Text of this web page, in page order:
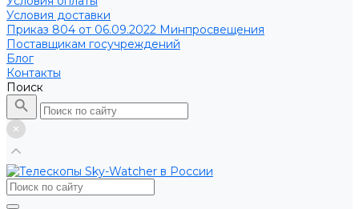
Условия доставки
Приказ 804 от 06.09.2022 Минпросвещения
Поставщикам госучреждений
Блог
Контакты
Поиск